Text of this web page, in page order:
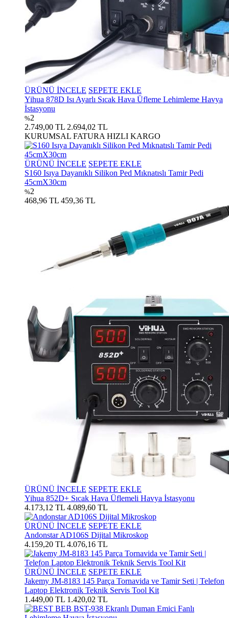
ÜRÜNÜ İNCELE SEPETE EKLE
Yihua 878D Isı Ayarlı Sıcak Hava Üfleme Lehimleme Havya
İstasyonu
%2
2.749,00 TL 2.694,02 TL
KURUMSAL FATURA HIZLI KARGO
ÜRÜNÜ İNCELE SEPETE EKLE
S160 Isıya Dayanıklı Silikon Ped Mıknatıslı Tamir Pedi
45cmX30cm
%2
468,96 TL 459,36 TL
ÜRÜNÜ İNCELE SEPETE EKLE
Yihua 852D+ Sıcak Hava Üflemeli Havya İstasyonu
4.173,12 TL 4.089,60 TL
ÜRÜNÜ İNCELE SEPETE EKLE
Andonstar AD106S Dijital Mikroskop
4.159,20 TL 4.076,16 TL
ÜRÜNÜ İNCELE SEPETE EKLE
Jakemy JM-8183 145 Parça Tornavida ve Tamir Seti | Telefon
Laptop Elektronik Teknik Servis Tool Kit
1.449,00 TL 1.420,02 TL